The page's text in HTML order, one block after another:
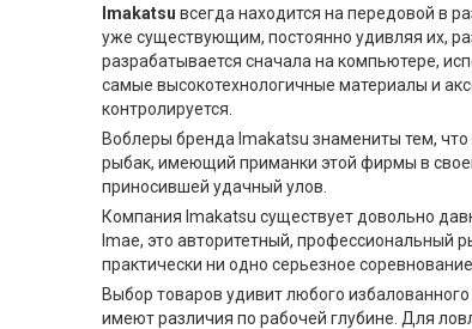
Imakatsu всегда находится на передовой в
уже существующим, постоянно удивляя их,
разрабатывается сначала на компьютере,
самые высокотехнологичные материалы и
контролируется.
Воблеры бренда Imakatsu знамениты тем,
рыбак, имеющий приманки этой фирмы в
приносившей удачный улов.
Компания Imakatsu существует довольно
Imae, это авторитетный, профессиональный
практически ни одно серьезное
Выбор товаров удивит любого
имеют различия по рабочей глубине. Для